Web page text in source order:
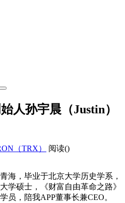
人孙宇晨（Justin）
（TRX） 阅读()
海，毕业于北京大学历史学系，
学硕士，《财富自由革命之路》
员，陪我APP董事长兼CEO。